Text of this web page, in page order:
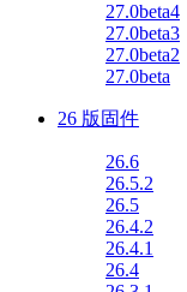
27.0beta4
27.0beta3
27.0beta2
27.0beta
26 版固件
26.6
26.5.2
26.5
26.4.2
26.4.1
26.4